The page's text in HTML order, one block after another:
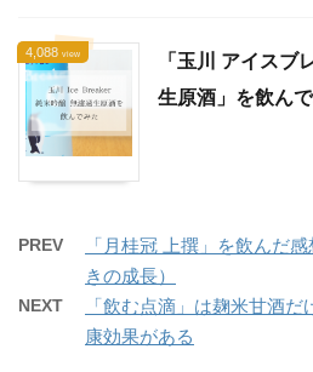
4,088 view
「玉川 アイスブ
生原酒」を飲ん
PREV
「月桂冠 上撰」を飲んだ
きの成長）
NEXT
「飲む点滴」は麹米甘酒
康効果がある